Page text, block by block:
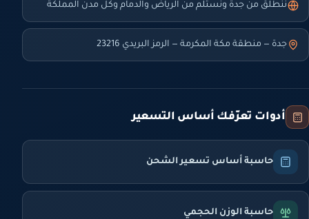
ننطلق من جدة ونستلم من الرياض والدمام وكل مدن المملكة
جدة — منطقة مكة المكرمة — الرمز البريدي 23216
أدوات تعرّفك أساس التسعير
حاسبة أساس تسعير الشحن
حاسبة الوزن الحجمي